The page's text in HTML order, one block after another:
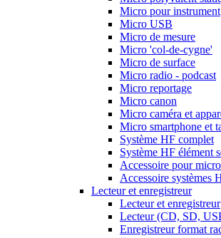
Micro pour instrument
Micro USB
Micro de mesure
Micro 'col-de-cygne'
Micro de surface
Micro radio - podcast
Micro reportage
Micro canon
Micro caméra et
Micro smartphone et
Système HF complet
Système HF élément
Accessoire pour
Accessoire systèmes
Lecteur et enregistreur
Lecteur et enregistreur
Lecteur (CD, SD,
Enregistreur format